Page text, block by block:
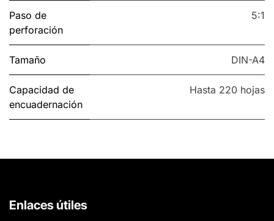
Paso de
perforación
5:1
Tamaño DIN-A4
Capacidad de
encuadernación
Hasta 220 hojas
Enlaces útiles